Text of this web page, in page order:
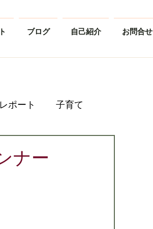
ブログ 自己紹介 お問合せ
レポート 子育て
ナー